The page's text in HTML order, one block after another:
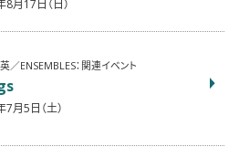
月17日（日）
／ENSEMBLES：関連イベント
月5日（土）